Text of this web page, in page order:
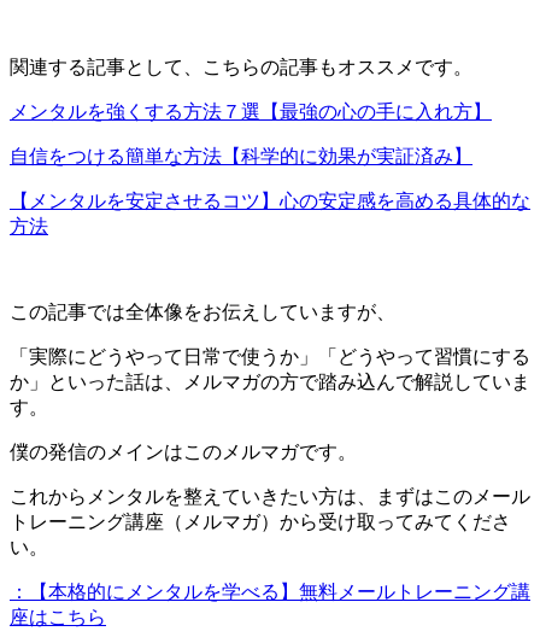
関連する記事として、こちらの記事もオススメです。
メンタルを強くする方法７選【最強の心の手に入れ方】
自信をつける簡単な方法【科学的に効果が実証済み】
【メンタルを安定させるコツ】心の安定感を高める具体的な
方法
この記事では全体像をお伝えしていますが、
「実際にどうやって日常で使うか」「どうやって習慣にする
か」といった話は、メルマガの方で踏み込んで解説していま
す。
僕の発信のメインはこのメルマガです。
これからメンタルを整えていきたい方は、まずはこのメール
トレーニング講座（メルマガ）から受け取ってみてくださ
い。
：【本格的にメンタルを学べる】無料メールトレーニング講
座はこちら